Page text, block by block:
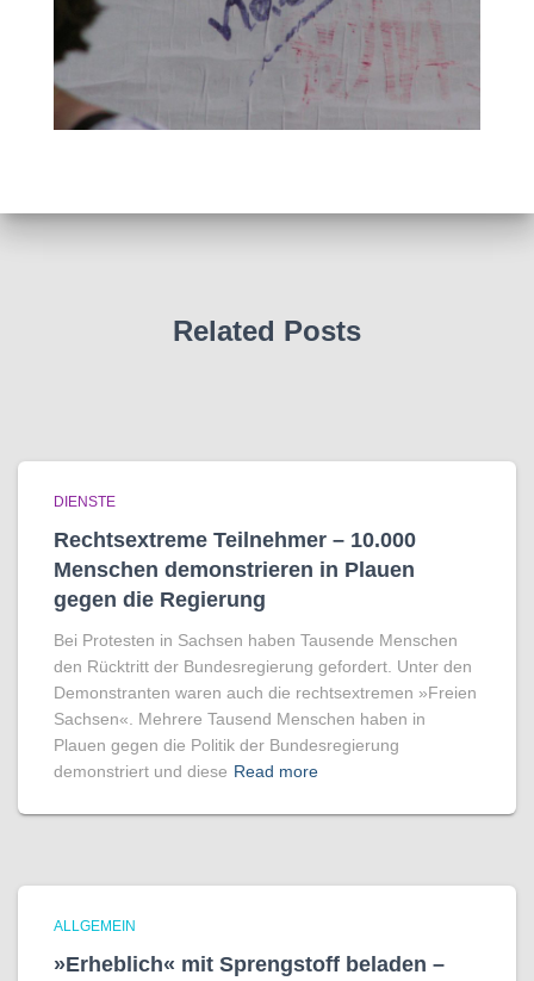
Related Posts
DIENSTE
Rechtsextreme Teilnehmer – 10.000
Menschen demonstrieren in Plauen
gegen die Regierung
Bei Protesten in Sachsen haben Tausende Menschen
den Rücktritt der Bundesregierung gefordert. Unter den
Demonstranten waren auch die rechtsextremen »Freien
Sachsen«. Mehrere Tausend Menschen haben in
Plauen gegen die Politik der Bundesregierung
demonstriert und diese Read more
ALLGEMEIN
»Erheblich« mit Sprengstoff beladen –